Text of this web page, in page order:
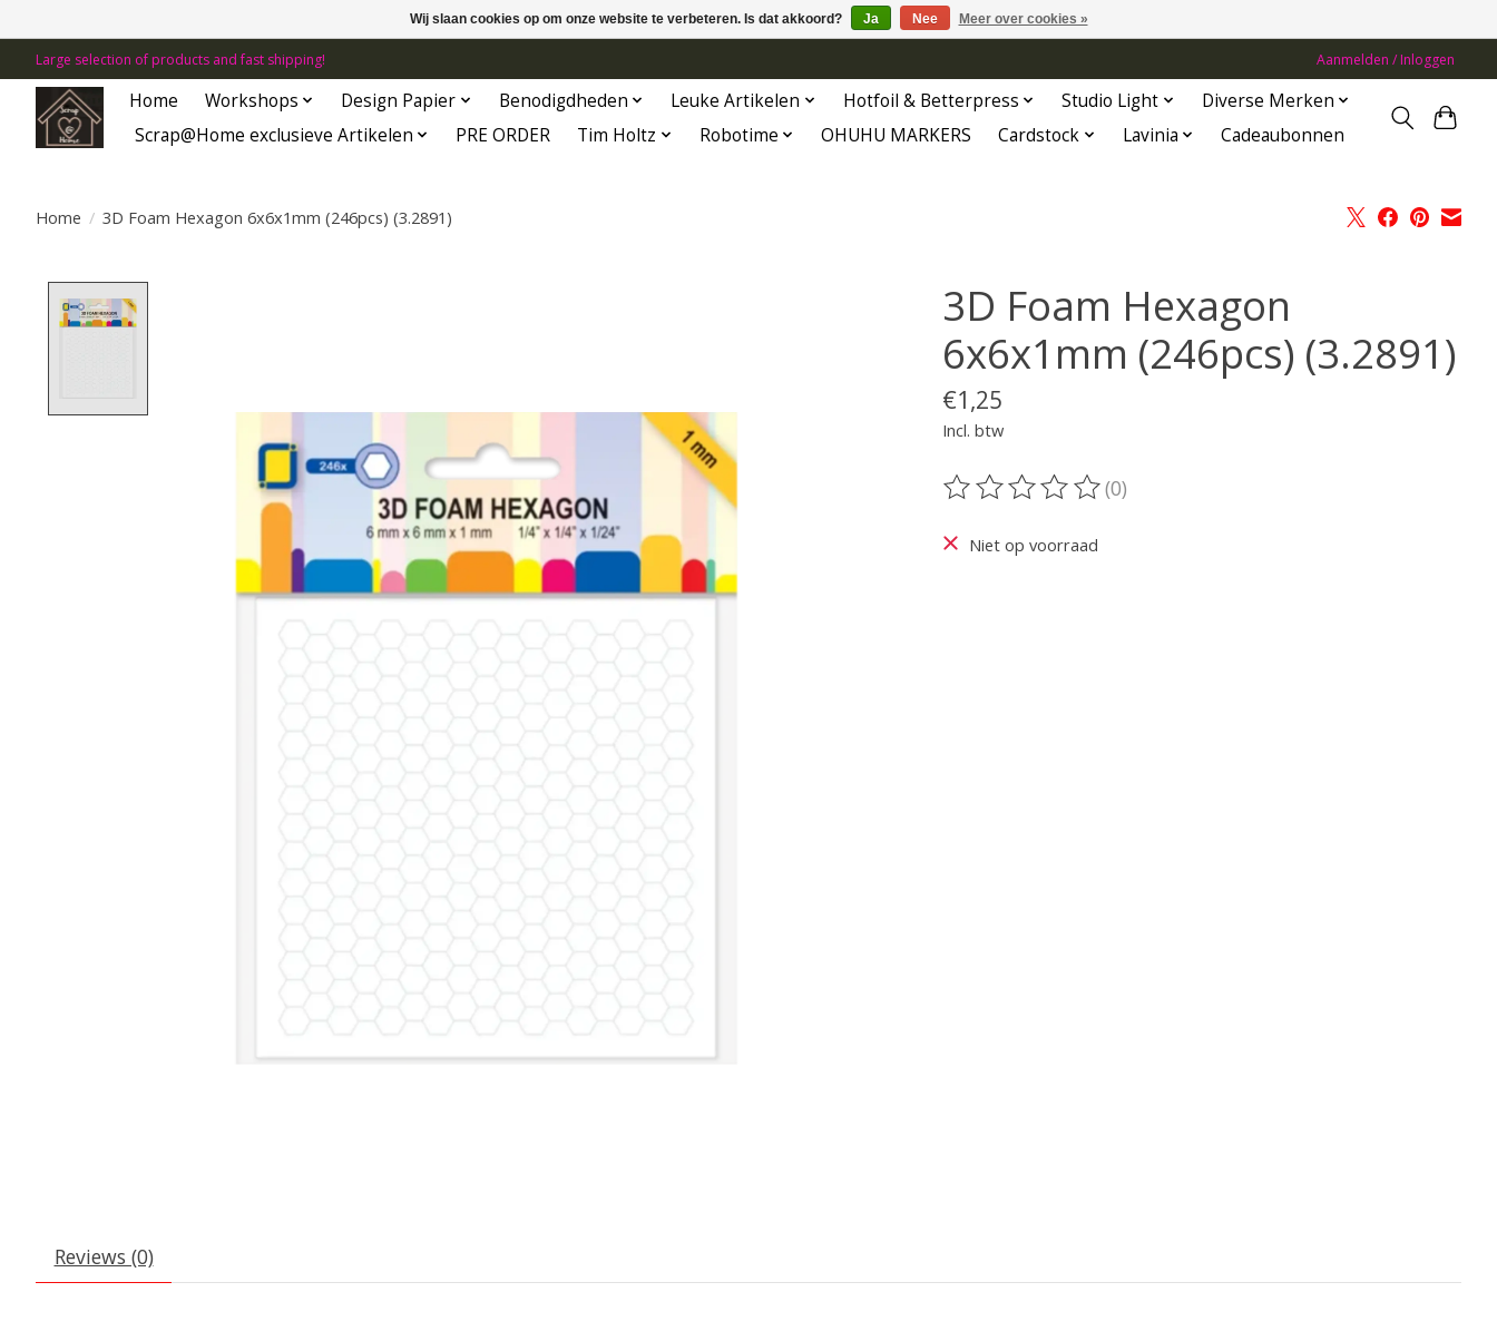
Large selection of products and fast shipping! Aanmelden / Inloggen
Home Workshops Design Papier Benodigdheden Leuke Artikelen Hotfoil & Betterpress Studio Light
Diverse Merken
Scrap@Home exclusieve Artikelen
PRE ORDER Tim Holtz Robotime OHUHU MARKERS Cardstock Lavinia Cadeaubonnen
Home / 3D Foam Hexagon 6x6x1mm (246pcs) (3.2891)
3D Foam Hexagon
6x6x1mm (246pcs) (3.2891)
€1,25
Incl. btw
De beoordeling van dit product is
(0)
Niet op voorraad
Reviews (0)
Wij slaan cookies op om onze website te verbeteren. Is dat akkoord? Ja Nee Meer over cookies »